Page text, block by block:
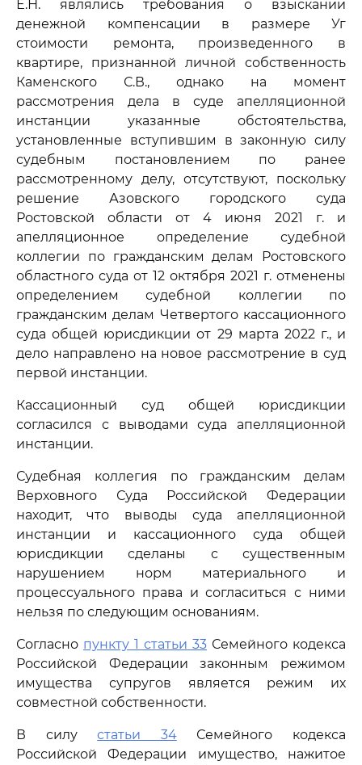
Е.Н. являлись требования о взыскании
денежной компенсации в размере Уг
стоимости ремонта, произведенного в
квартире, признанной личной собственность
Каменского С.В., однако на момент
рассмотрения дела в суде апелляционной
инстанции указанные обстоятельства,
установленные вступившим в законную силу
судебным постановлением по ранее
рассмотренному делу, отсутствуют, поскольку
решение Азовского городского суда
Ростовской области от 4 июня 2021 г. и
апелляционное определение судебной
коллегии по гражданским делам Ростовского
областного суда от 12 октября 2021 г. отменены
определением судебной коллегии по
гражданским делам Четвертого кассационного
суда общей юрисдикции от 29 марта 2022 г., и
дело направлено на новое рассмотрение в суд
первой инстанции.
Кассационный суд общей юрисдикции
согласился с выводами суда апелляционной
инстанции.
Судебная коллегия по гражданским делам
Верховного Суда Российской Федерации
находит, что выводы суда апелляционной
инстанции и кассационного суда общей
юрисдикции сделаны с существенным
нарушением норм материального и
процессуального права и согласиться с ними
нельзя по следующим основаниям.
Согласно пункту 1 статьи 33 Семейного кодекса
Российской Федерации законным режимом
имущества супругов является режим их
совместной собственности.
В силустатьи 34Семейного кодекса
Российской Федерации имущество, нажитое